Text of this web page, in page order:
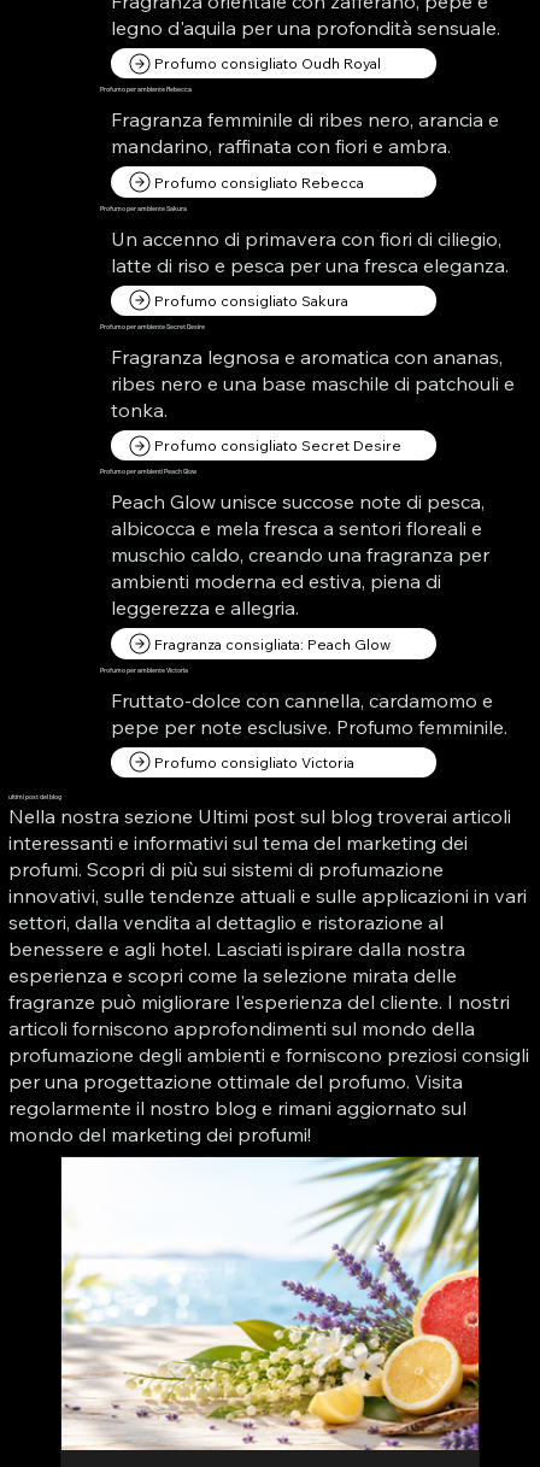
legno d'aquila per una profondità sensuale.
Profumo consigliato Oudh Royal
Profumo per ambiente Rebecca
Fragranza femminile di ribes nero, arancia e
mandarino, raffinata con fiori e ambra.
Profumo consigliato Rebecca
Profumo per ambiente Sakura
Un accenno di primavera con fiori di ciliegio,
latte di riso e pesca per una fresca eleganza.
Profumo consigliato Sakura
Profumo per ambiente Secret Desire
Fragranza legnosa e aromatica con ananas,
ribes nero e una base maschile di patchouli e
tonka.
Profumo consigliato Secret Desire
Profumo per ambienti Peach Glow
Peach Glow unisce succose note di pesca,
albicocca e mela fresca a sentori floreali e
muschio caldo, creando una fragranza per
ambienti moderna ed estiva, piena di
leggerezza e allegria.
Fragranza consigliata: Peach Glow
Profumo per ambiente Victoria
Fruttato-dolce con cannella, cardamomo e
pepe per note esclusive. Profumo femminile.
Profumo consigliato Victoria
ultimi post del blog
Nella nostra sezione Ultimi post sul blog troverai articoli
interessanti e informativi sul tema del marketing dei
profumi. Scopri di più sui sistemi di profumazione
innovativi, sulle tendenze attuali e sulle applicazioni in vari
settori, dalla vendita al dettaglio e ristorazione al
benessere e agli hotel. Lasciati ispirare dalla nostra
esperienza e scopri come la selezione mirata delle
fragranze può migliorare l'esperienza del cliente. I nostri
articoli forniscono approfondimenti sul mondo della
profumazione degli ambienti e forniscono preziosi consigli
per una progettazione ottimale del profumo. Visita
regolarmente il nostro blog e rimani aggiornato sul
mondo del marketing dei profumi!